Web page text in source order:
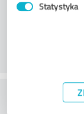
Statystyka
What